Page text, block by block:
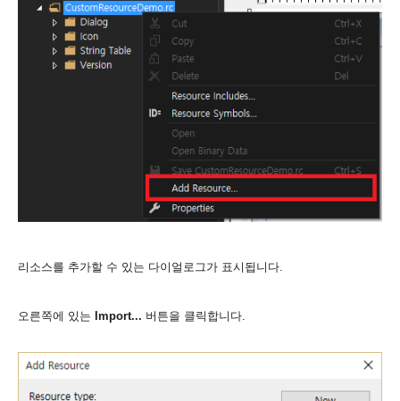
리소스를 추가할 수 있는 다이얼로그가 표시됩니다.
오른쪽에 있는 Import... 버튼을 클릭합니다.